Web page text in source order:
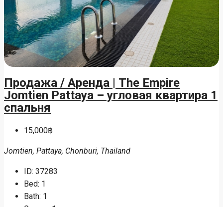
Продажа / Аренда | The Empire
Jomtien Pattaya – угловая квартира 1
спальня
15,000฿
Jomtien, Pattaya, Chonburi, Thailand
ID: 37283
Bed: 1
Bath: 1